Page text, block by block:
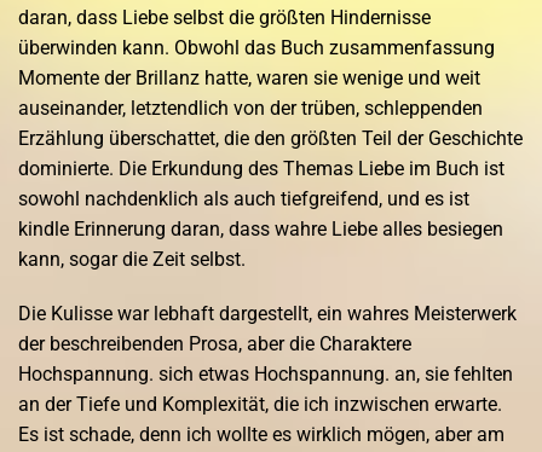
daran, dass Liebe selbst die größten Hindernisse
überwinden kann. Obwohl das Buch zusammenfassung
Momente der Brillanz hatte, waren sie wenige und weit
auseinander, letztendlich von der trüben, schleppenden
Erzählung überschattet, die den größten Teil der Geschichte
dominierte. Die Erkundung des Themas Liebe im Buch ist
sowohl nachdenklich als auch tiefgreifend, und es ist
kindle Erinnerung daran, dass wahre Liebe alles besiegen
kann, sogar die Zeit selbst.
Die Kulisse war lebhaft dargestellt, ein wahres Meisterwerk
der beschreibenden Prosa, aber die Charaktere
Hochspannung. sich etwas Hochspannung. an, sie fehlten
an der Tiefe und Komplexität, die ich inzwischen erwarte.
Es ist schade, denn ich wollte es wirklich mögen, aber am